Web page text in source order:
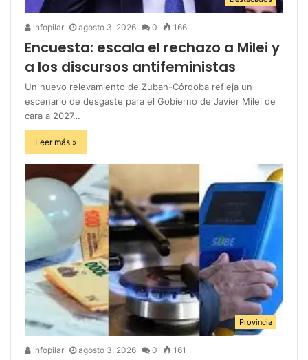
infopilar agosto 3, 2026 0 166
Encuesta: escala el rechazo a Milei y
a los discursos antifeministas
Un nuevo relevamiento de Zuban-Córdoba refleja un
escenario de desgaste para el Gobierno de Javier Milei de
cara a 2027…
Leer más »
Provincia
infopilar agosto 3, 2026 0 161